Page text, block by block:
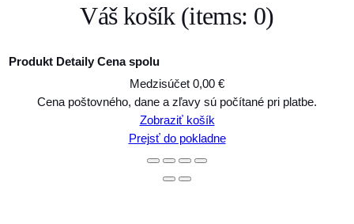
Váš košík (items: 0)
Produkty
Produkt Detaily Cena spolu
Medzisúčet 0,00 €
Cena poštovného, dane a zľavy sú počítané pri platbe.
Zobraziť košík
Prejsť do pokladne